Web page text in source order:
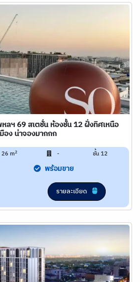
ลฯ 69 สเตชั่น ห้องชั้น 12 ฝั่งทิศเหนือ
อง น่าจองมากกก
26 m2 - ชั้น 12
พร้อมขาย
รายละเอียด